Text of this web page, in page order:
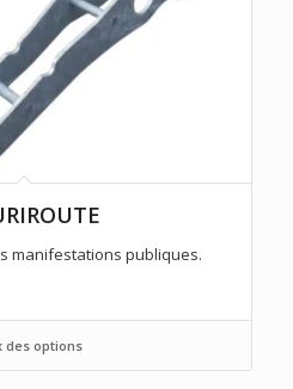
manifestations publiques.
des options